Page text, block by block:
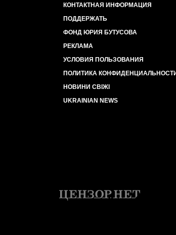
КОНТАКТНАЯ ИНФОРМАЦИЯ
ПОДДЕРЖАТЬ
ФОНД ЮРИЯ БУТУСОВА
РЕКЛАМА
УСЛОВИЯ ПОЛЬЗОВАНИЯ
ПОЛИТИКА
НОВИНИ СВІЖІ
UKRAINIAN NEWS